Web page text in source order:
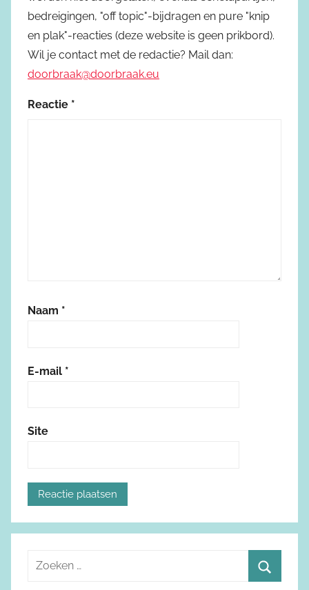
bedreigingen, "off topic"-bijdragen en pure "knip
en plak"-reacties (deze website is geen prikbord).
Wil je contact met de redactie? Mail dan:
doorbraak@doorbraak.eu
Reactie *
Naam *
E-mail *
Site